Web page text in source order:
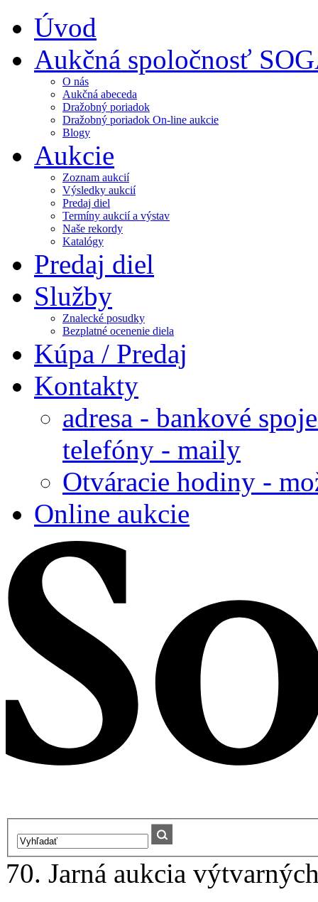
Úvod
Aukčná spoločnosť
O nás
Aukčná abeceda
Dražobný poriadok
Dražobný poriadok On-line aukcie
Blogy
Aukcie
Zoznam aukcií
Výsledky aukcií
Predaj diel
Termíny aukcií a výstav
Naše rekordy
Katalógy
Predaj diel
Služby
Znalecké posudky
Bezplatné ocenenie diela
Kúpa / Predaj
Kontakty
adresa - bankové
telefóny - maily
Otváracie hodiny -
Online aukcie
70. Jarná aukcia